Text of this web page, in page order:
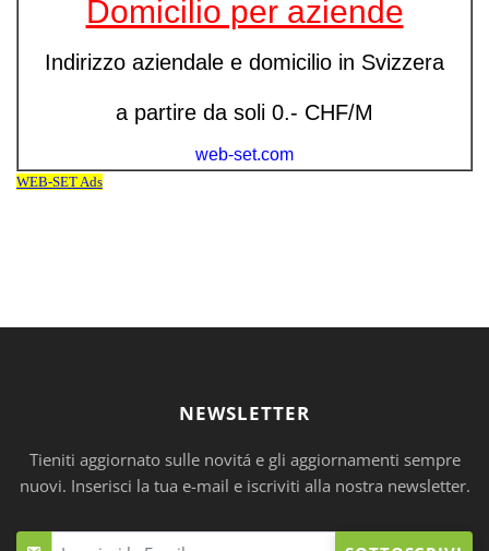
NEWSLETTER
Tieniti aggiornato sulle novitá e gli aggiornamenti sempre
nuovi. Inserisci la tua e-mail e iscriviti alla nostra newsletter.